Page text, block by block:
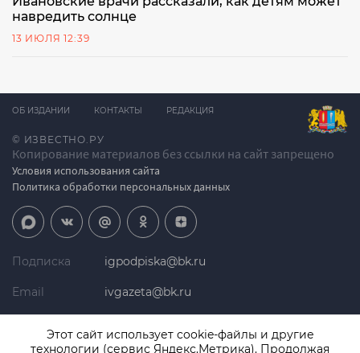
навредить солнце
13 ИЮЛЯ 12:39
© ИЗВЕСТНО.РУ
Копирование материалов без ссылки на сайт запрещено
Условия использования сайта
Политика обработки персональных данных
ОБ ИЗДАНИИ КОНТАКТЫ РЕДАКЦИЯ
Подписка igpodpiska@bk.ru
Email ivgazeta@bk.ru
Этот сайт использует cookie-файлы и другие
технологии (сервис Яндекс.Метрика). Продолжая